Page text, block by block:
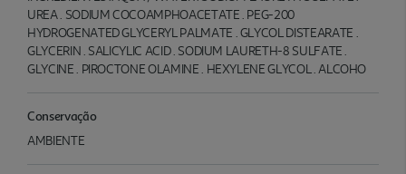
UREA . SODIUM COCOAMPHOACETATE . PEG-200
HYDROGENATED GLYCERYL PALMATE . GLYCOL DISTEARATE .
GLYCERIN . SALICYLIC ACID . SODIUM LAURETH-8 SULFATE .
GLYCINE . PIROCTONE OLAMINE . HEXYLENE GLYCOL . ALCOHO
Conservação
AMBIENTE